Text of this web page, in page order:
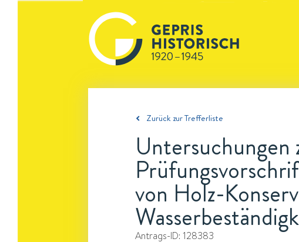
Zurück zur Trefferliste
von Holz-
Antrags-ID: 128383